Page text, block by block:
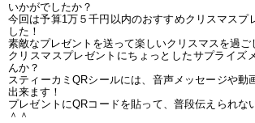
いかがでしたか？
今回は予算1万５千円以内のおすすめクリスマスプ
した！
素敵なプレゼントを送って楽しいクリスマスを過ご
クリスマスプレゼントにちょっとしたサプライズ
んか？
スティーカミQRシールには、音声メッセージや動
出来ます！
プレゼントにQRコードを貼って、普段伝えられな
＾＾